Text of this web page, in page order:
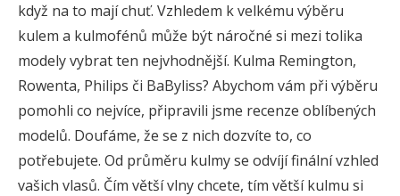
když na to mají chuť. Vzhledem k velkému výběru
kulem a kulmofénů může být náročné si mezi tolika
modely vybrat ten nejvhodnější. Kulma Remington,
Rowenta, Philips či BaByliss? Abychom vám při výběru
pomohli co nejvíce, připravili jsme recenze oblíbených
modelů. Doufáme, že se z nich dozvíte to, co
potřebujete. Od průměru kulmy se odvíjí finální vzhled
vašich vlasů. Čím větší vlny chcete, tím větší kulmu si